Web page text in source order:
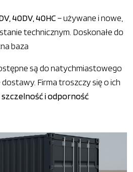
40DV, 40HC– używane i nowe,
technicznym. Doskonałe do
baza
są do natychmiastowego
Firma troszczy się o ich
i odporność